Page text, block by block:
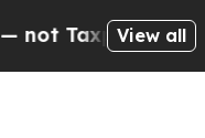
— theView all